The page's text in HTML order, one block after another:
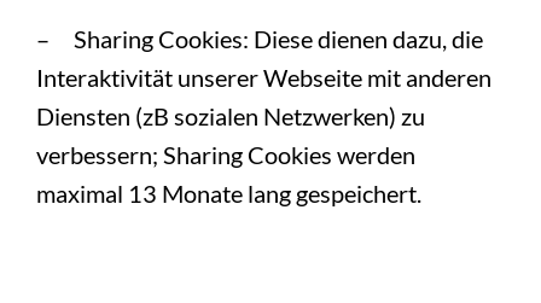
– Sharing Cookies: Diese dienen dazu, die
Interaktivität unserer Webseite mit anderen
Diensten (zB sozialen Netzwerken) zu
verbessern; Sharing Cookies werden
maximal 13 Monate lang gespeichert.